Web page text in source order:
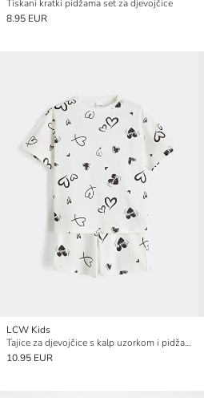
Tiskani kratki pidžama set za djevojčice
8.95 EUR
LCW Kids
Tajice za djevojčice s kalp uzorkom i pidžama šort
10.95 EUR